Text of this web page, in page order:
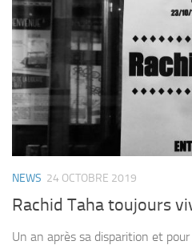
NEWS 24 OCTOBRE 2019
Rachid Taha toujours
Un an après sa disparition et